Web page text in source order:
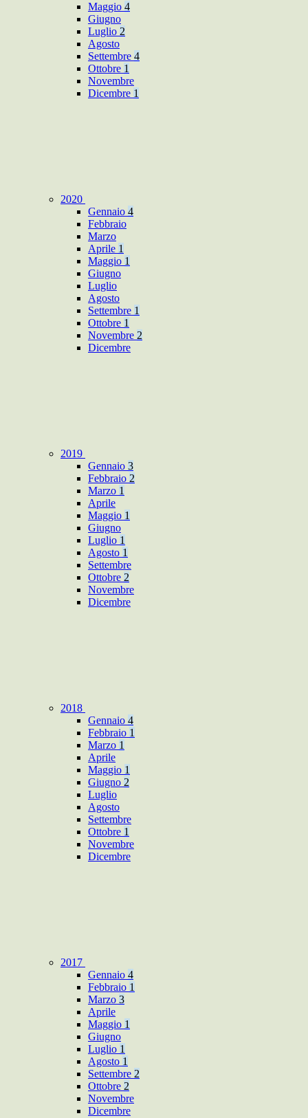
Maggio 4
Giugno
Luglio 2
Agosto
Settembre 4
Ottobre 1
Novembre
Dicembre 1
2020
Gennaio 4
Febbraio
Marzo
Aprile 1
Maggio 1
Giugno
Luglio
Agosto
Settembre 1
Ottobre 1
Novembre 2
Dicembre
2019
Gennaio 3
Febbraio 2
Marzo 1
Aprile
Maggio 1
Giugno
Luglio 1
Agosto 1
Settembre
Ottobre 2
Novembre
Dicembre
2018
Gennaio 4
Febbraio 1
Marzo 1
Aprile
Maggio 1
Giugno 2
Luglio
Agosto
Settembre
Ottobre 1
Novembre
Dicembre
2017
Gennaio 4
Febbraio 1
Marzo 3
Aprile
Maggio 1
Giugno
Luglio 1
Agosto 1
Settembre 2
Ottobre 2
Novembre
Dicembre